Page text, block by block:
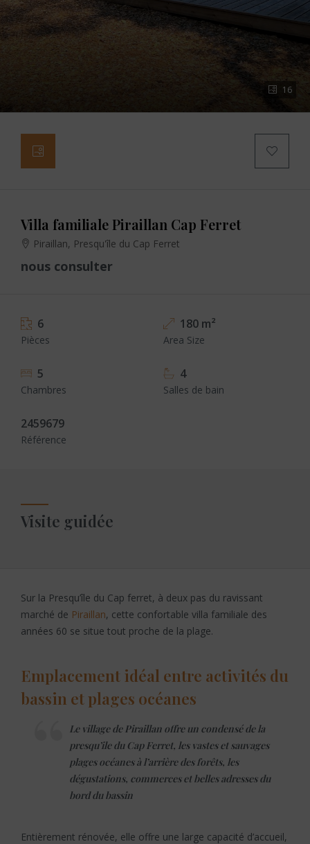
16
Villa familiale Piraillan Cap Ferret
Piraillan, Presqu'île du Cap Ferret
nous consulter
6
Pièces
180 m²
Area Size
5
Chambres
4
Salles de bain
2459679
Référence
Visite guidée
Sur la Presqu’île du Cap ferret, à deux pas du ravissant
marché de Piraillan, cette confortable villa familiale des
années 60 se situe tout proche de la plage.
Emplacement idéal entre activités du
bassin et plages océanes
Le village de Piraillan offre un condensé de la
presqu’ile du Cap Ferret, les vastes et sauvages
plages océanes à l’arrière des forêts, les
dégustations, commerces et belles adresses du
bord du bassin
Entièrement rénovée, elle offre une large capacité d’accueil,